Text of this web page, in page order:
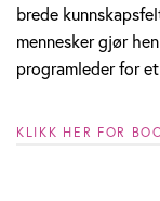
brede
mennesker gjør
programleder for
KLIKK HER FOR